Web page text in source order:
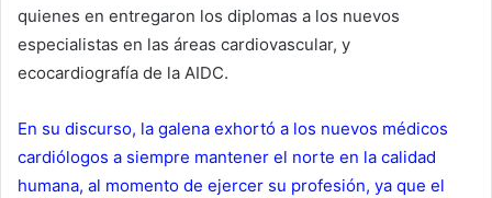
quienes en entregaron los diplomas a los nuevos
especialistas en las áreas cardiovascular, y
ecocardiografía de la AIDC.
En su discurso, la galena exhortó a los nuevos médicos
cardiólogos a siempre mantener el norte en la calidad
humana, al momento de ejercer su profesión, ya que el